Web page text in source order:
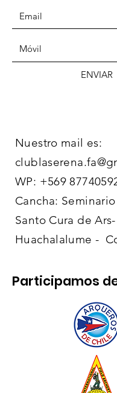
ENVIAR
Nuestro mail es:
WP: +569
Cancha:
Santo Cura de
Huachalalume -
Participamos